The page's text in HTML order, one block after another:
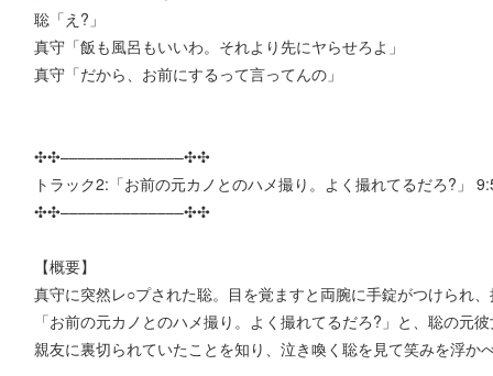
聡「え?」
真守「飯も風呂もいいわ。それより先にヤらせろよ」
真守「だから、お前にするって言ってんの」
✣✣­­–­­–­­–­­–­­–­­–­­–­­–­­–­­–­­–­­–­­–­­–✣✣
トラック2:「お前の元カノとのハメ撮り。よく撮れてるだろ?」
✣✣­­–­­–­­–­­–­­–­­–­­–­­–­­–­­–­­–­­–­­–­­–✣✣
【概要】
真守に突然レ○プされた聡。目を覚ますと両腕に手錠がつけられ
「お前の元カノとのハメ撮り。よく撮れてるだろ?」と、聡の元
親友に裏切られていたことを知り、泣き喚く聡を見て笑みを浮か